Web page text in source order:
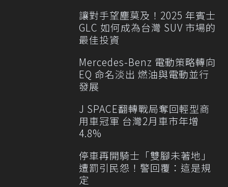
讓對手望塵莫及！2025 年賓士
GLC 如何成為台灣 SUV 市場的
最佳投資
Mercedes-Benz 電動策略轉向
EQ 命名淡出 燃油與電動並行
發展
J SPACE翻轉戰局奪回輕型商
用車冠軍 台灣2月車市年增
4.8%
停車再開騎士「雙腳未著地」
遭罰引民怨！警回覆：這是規
定